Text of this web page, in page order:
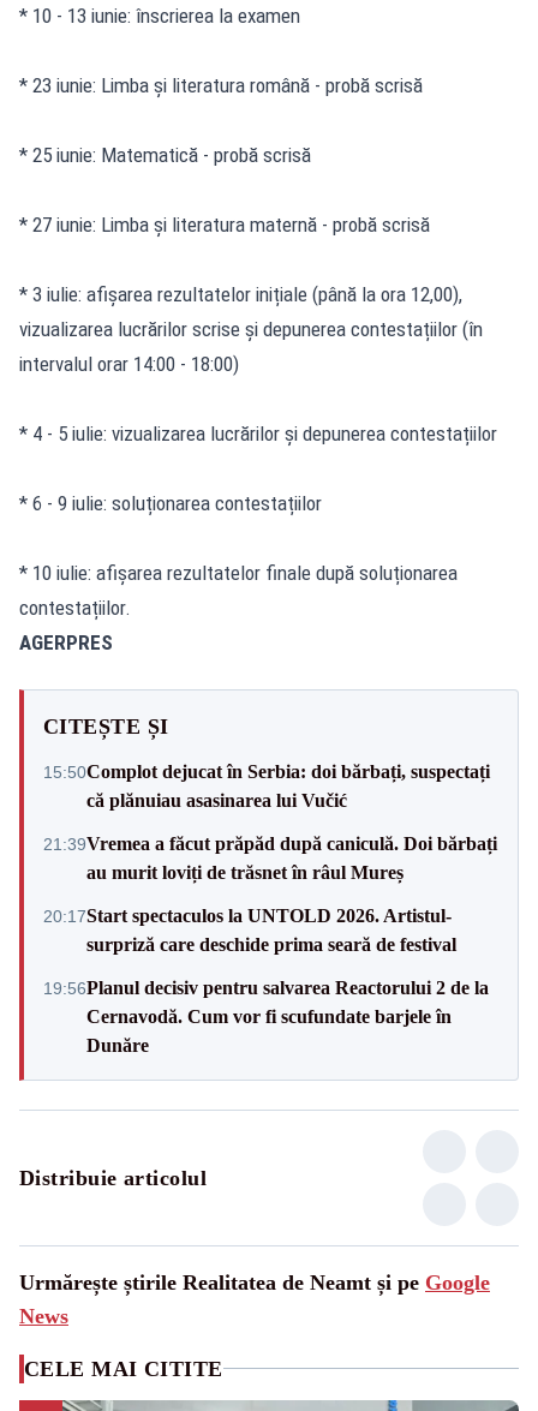
* 10 - 13 iunie: înscrierea la examen
* 23 iunie: Limba și literatura română - probă scrisă
* 25 iunie: Matematică - probă scrisă
* 27 iunie: Limba și literatura maternă - probă scrisă
* 3 iulie: afișarea rezultatelor inițiale (până la ora 12,00),
vizualizarea lucrărilor scrise și depunerea contestațiilor (în
intervalul orar 14:00 - 18:00)
* 4 - 5 iulie: vizualizarea lucrărilor și depunerea contestațiilor
* 6 - 9 iulie: soluționarea contestațiilor
* 10 iulie: afișarea rezultatelor finale după soluționarea
contestațiilor.
AGERPRES
CITEȘTE ȘI
15:50Complot dejucat în Serbia: doi bărbați, suspectați
că plănuiau asasinarea lui Vučić
21:39Vremea a făcut prăpăd după caniculă. Doi bărbați
au murit loviți de trăsnet în râul Mureș
20:17Start spectaculos la UNTOLD 2026. Artistul-
surpriză care deschide prima seară de festival
19:56Planul decisiv pentru salvarea Reactorului 2 de la
Cernavodă. Cum vor fi scufundate barjele în
Dunăre
Distribuie articolul
Urmărește știrile Realitatea de Neamt și pe Google
News
CELE MAI CITITE